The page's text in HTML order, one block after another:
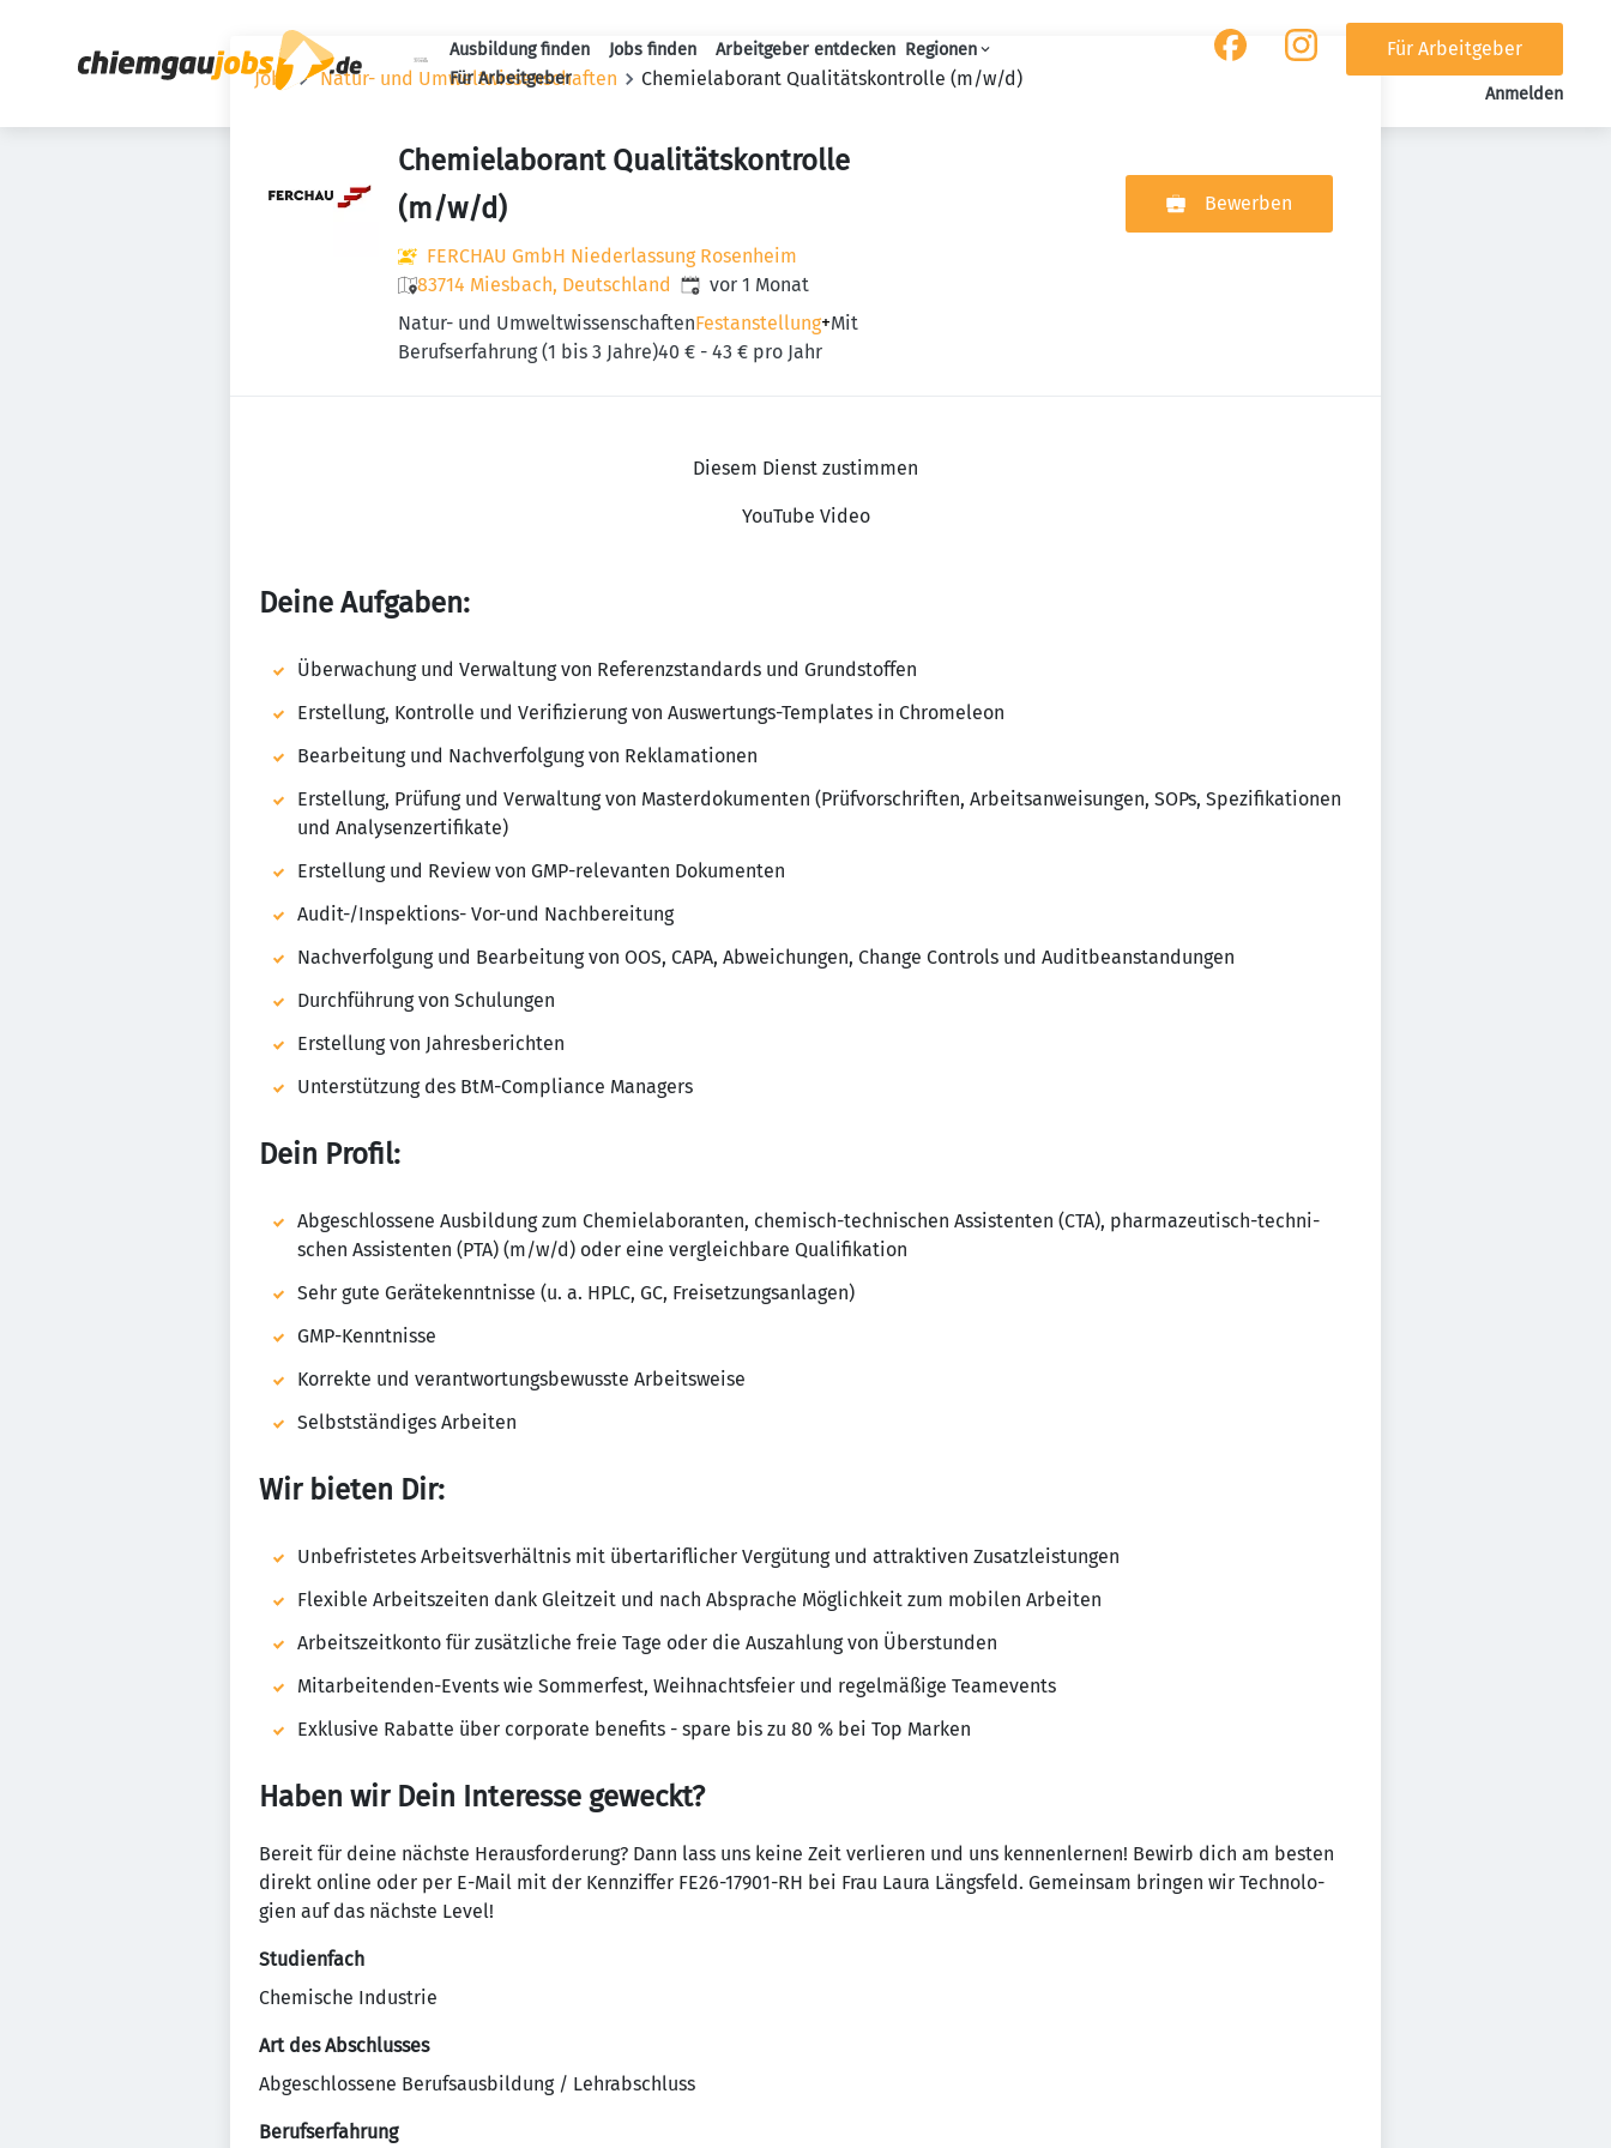
Haupt-Navigation
Ausbildung finden Jobs finden Arbeitgeber entdecken Regionen
Für Arbeitgeber
Für Arbeitgeber
Anmelden
Jobs Natur- und Umweltwissenschaften Chemi­e­la­bo­rant Quali­täts­kon­trolle (m/w/d)
Chemi­e­la­bo­rant Quali­täts­kon­trolle
(m/w/d)
FERCHAU GmbH Niederlassung Rosenheim
83714 Miesbach, Deutschland Veröffentlicht:
vor 1 Monat
Natur- und UmweltwissenschaftenFestanstellung+Mit
Berufserfahrung (1 bis 3 Jahre)40 € - 43 € pro Jahr
Bewerben
Diesem Dienst zustimmen
YouTube Video
Deine Aufgaben:
Über­wa­chung und Verwal­tung von Refe­renz­stan­dards und Grund­s­toffen
Erstel­lung, Kontrolle und Veri­fi­zie­rung von Auswer­tungs-Templates in Chro­me­leon
Bea­r­bei­tung und Nach­ver­fol­gung von Rekla­ma­ti­onen
Erstel­lung, Prüfung und Verwal­tung von Master­do­ku­menten (Prüf­vor­schriften, Arbeits­an­wei­sungen, SOPs, Spezi­fi­ka­ti­onen
und Analy­sen­zer­ti­fi­kate)
Erstel­lung und Review von GMP-rele­vanten Doku­menten
Audit-/Inspek­tions- Vor-und Nach­be­rei­tung
Nach­ver­fol­gung und Bear­bei­tung von OOS, CAPA, Abwei­chungen, Change Controls und Audit­be­an­stan­dungen
Durch­füh­rung von Schu­lungen
Erstel­lung von Jahres­be­richten
Unter­stüt­zung des BtM-Compli­ance Mana­gers
Dein Profil:
Abge­schlos­sene Ausbil­dung zum Chemi­e­la­bo­ranten, chemisch-tech­ni­schen Assis­tenten (CTA), phar­ma­zeu­tisch-tech­ni­
schen Assis­tenten (PTA) (m/w/d) oder eine vergleich­bare Quali­fi­ka­tion
Sehr gute Gerä­te­kennt­nisse (u. a. HPLC, GC, Frei­set­zungs­an­lagen)
GMP-Kennt­nisse
Kor­rekte und verant­wor­tungs­be­wusste Arbeits­weise
Selbst­stän­diges Arbeiten
Wir bieten Dir:
Unbe­fris­tetes Arbeits­ver­hältnis mit über­ta­rif­li­cher Vergü­tung und attrak­tiven Zusatz­leis­tungen
Fle­xible Arbeits­zeiten dank Gleit­zeit und nach Absprache Möglich­keit zum mobilen Arbeiten
Arbeits­zeit­konto für zusätz­liche freie Tage oder die Auszah­lung von Über­stunden
Mit­a­r­bei­tenden-Events wie Sommer­fest, Weih­nachts­feier und regel­mä­ßige Teame­vents
Exklu­sive Rabatte über corpo­rate bene­fits - spare bis zu 80 % bei Top Marken
Haben wir Dein Interesse geweckt?
Bereit für deine nächste Heraus­for­de­rung? Dann lass uns keine Zeit verlieren und uns kennen­lernen! Bewirb dich am besten
direkt online oder per E-Mail mit der Kenn­ziffer FE26-17901-RH bei Frau Laura Längs­feld. Gemeinsam bringen wir Tech­no­lo­
gien auf das nächste Level!
Studienfach
Chemische Industrie
Art des Abschlusses
Abgeschlossene Berufsausbildung / Lehrabschluss
Berufserfahrung